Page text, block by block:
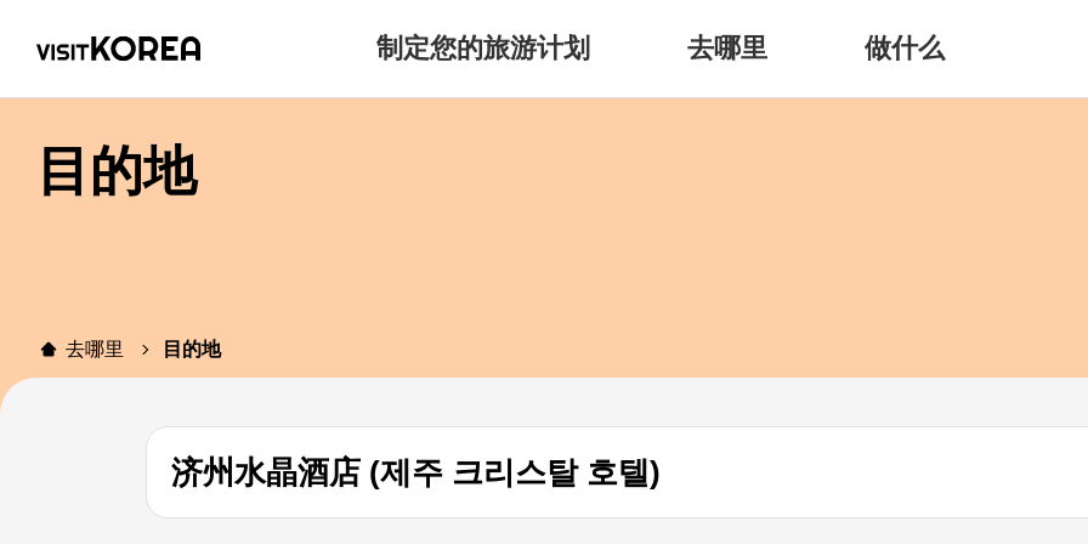
制定您的旅游计划 去哪里 做什么
目的地
去哪里 目的地
济州水晶酒店 (제주 크리스탈 호텔)